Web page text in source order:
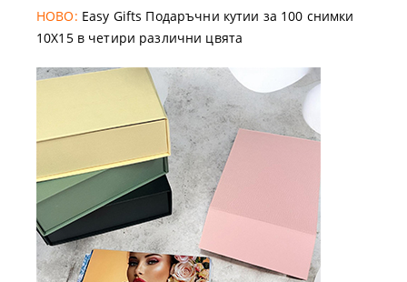
НОВО: Easy Gifts Подаръчни кутии за 100 снимки
10X15 в четири различни цвята